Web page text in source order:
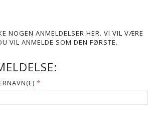
NOGEN ANMELDELSER HER. VI VIL VÆRE
VIL ANMELDE SOM DEN FØRSTE.